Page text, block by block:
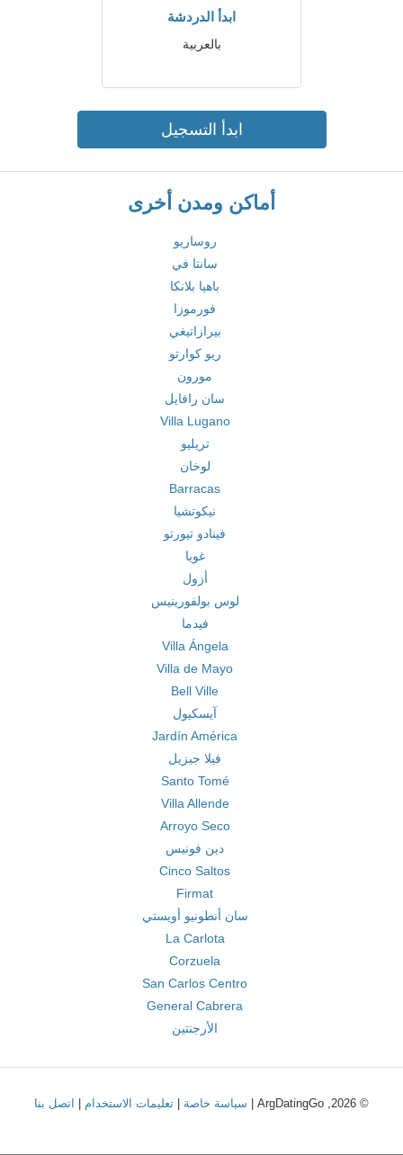
ابدأ الدردشة
بالعربية
ابدأ التسجيل
أماكن ومدن أخرى
روساريو
سانتا في
باهيا بلانكا
فورموزا
بيرازاتيغي
ريو كوارتو
مورون
سان رافايل
Villa Lugano
تريليو
لوخان
Barracas
نيكوتشيا
فينادو تيورتو
غويا
أزول
لوس بولفورينيس
فيدما
Villa Ángela
Villa de Mayo
Bell Ville
آيسكيول
Jardín América
فيلا جيزيل
Santo Tomé
Villa Allende
Arroyo Seco
دين فونيس
Cinco Saltos
Firmat
سان أنطونيو أويستي
La Carlota
Corzuela
San Carlos Centro
General Cabrera
الأرجنتين
© 2026, ArgDatingGo | سياسة خاصة تعليمات الاستخدام اتصل بنا